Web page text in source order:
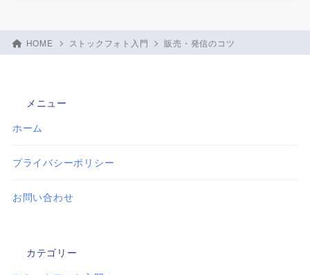
HOME ストックフォト入門 販売・発信のコツ
メニュー
ホーム
プライバシーポリシー
お問い合わせ
カテゴリー